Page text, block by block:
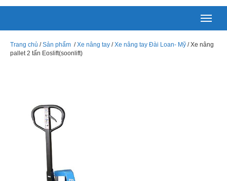
Toggle
Trang chủ /Sản phẩm /Xe nâng tay /Xe nâng tay Đài Loan- Mỹ / Xe nâng
pallet 2 tấn Eoslift(soonlift)